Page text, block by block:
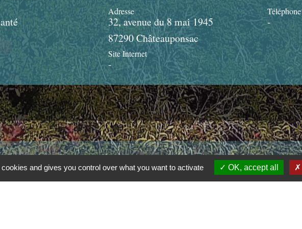
Adresse
32, avenue du 8 mai 1945
87290 Châteauponsac
Téléphone
-
Site Internet
-
Liens
and gives you control over what you want to activate OK, accept all